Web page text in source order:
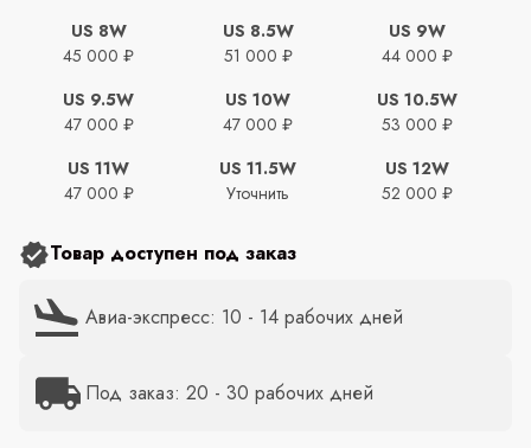
US 8W
45 000 ₽
US 8.5W
51 000 ₽
US 9W
44 000 ₽
US 9.5W
47 000 ₽
US 10W
47 000 ₽
US 10.5W
53 000 ₽
US 11W
47 000 ₽
US 11.5W
Уточнить
US 12W
52 000 ₽
Товар доступен под заказ
Авиа-экспресс: 10 - 14 рабочих дней
Под заказ: 20 - 30 рабочих дней